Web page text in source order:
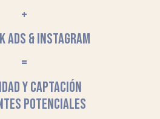
+
ADS & INSTAGRAM
=
Y CAPTACIÓN
POTENCIALES